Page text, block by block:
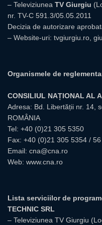
– Televiziunea TV Giurgiu
nr. TV-C 591.3/05.05.2011
Decizia de autorizare
– Website-uri: tvgiurgiu.ro
Organismele de
CONSILIUL NAȚIONAL AL
Adresa: Bd. Libertății nr. 14,
ROMÂNIA
Tel: +40 (0)21 305 5350
Fax: +40 (0)21 305 5354 / 56
Email: cna@cna.ro
Web: www.cna.ro
Lista serviciilor de
TECHNIC SRL
– Televiziunea TV Giurgiu